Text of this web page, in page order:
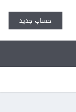
حساب جديد